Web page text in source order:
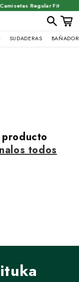
Regular Fit
SUDADERAS
todos